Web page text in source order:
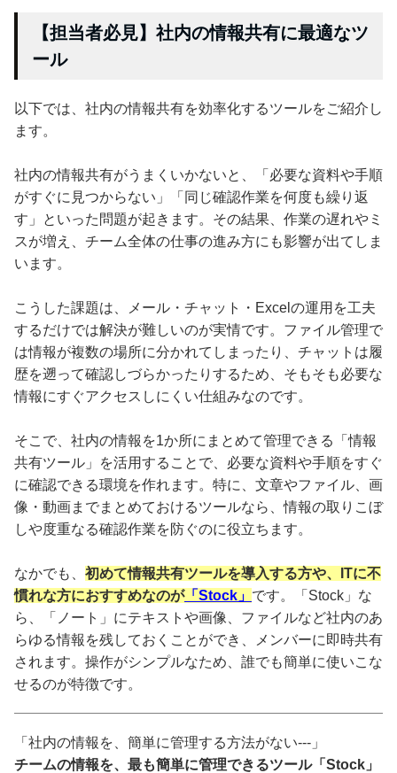
【担当者必見】社内の情報共有に最適なツ
ール
以下では、社内の情報共有を効率化するツールをご紹介し
ます。
社内の情報共有がうまくいかないと、「必要な資料や手順
がすぐに見つからない」「同じ確認作業を何度も繰り返
す」といった問題が起きます。その結果、作業の遅れやミ
スが増え、チーム全体の仕事の進み方にも影響が出てしま
います。
こうした課題は、メール・チャット・Excelの運用を工夫
するだけでは解決が難しいのが実情です。ファイル管理で
は情報が複数の場所に分かれてしまったり、チャットは履
歴を遡って確認しづらかったりするため、そもそも必要な
情報にすぐアクセスしにくい仕組みなのです。
そこで、社内の情報を1か所にまとめて管理できる「情報
共有ツール」を活用することで、必要な資料や手順をすぐ
に確認できる環境を作れます。特に、文章やファイル、画
像・動画までまとめておけるツールなら、情報の取りこぼ
しや度重なる確認作業を防ぐのに役立ちます。
なかでも、 初めて情報共有ツールを導入する方や、ITに不
慣れな方におすすめなのが「Stock」 です。「Stock」な
ら、「ノート」にテキストや画像、ファイルなど社内のあ
らゆる情報を残しておくことができ、メンバーに即時共有
されます。操作がシンプルなため、誰でも簡単に使いこな
せるのが特徴です。
「社内の情報を、簡単に管理する方法がない---」
チームの情報を、最も簡単に管理できるツール「Stock」